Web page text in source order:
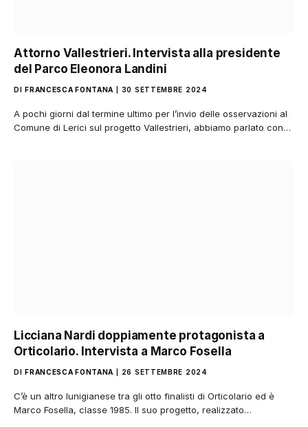
Attorno Vallestrieri. Intervista alla presidente
del Parco Eleonora Landini
DI FRANCESCA FONTANA 30 SETTEMBRE 2024
A pochi giorni dal termine ultimo per l’invio delle osservazioni al
Comune di Lerici sul progetto Vallestrieri, abbiamo parlato con…
Licciana Nardi doppiamente protagonista a
Orticolario. Intervista a Marco Fosella
DI FRANCESCA FONTANA 26 SETTEMBRE 2024
C’è un altro lunigianese tra gli otto finalisti di Orticolario ed è
Marco Fosella, classe 1985. Il suo progetto, realizzato…